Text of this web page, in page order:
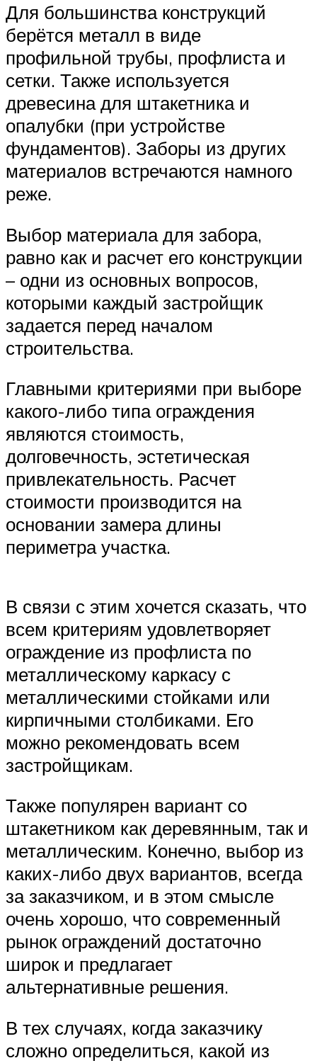
Для большинства конструкций
берётся металл в виде
профильной трубы, профлиста и
сетки. Также используется
древесина для штакетника и
опалубки (при устройстве
фундаментов). Заборы из других
материалов встречаются намного
реже.
Выбор материала для забора,
равно как и расчет его конструкции
– одни из основных вопросов,
которыми каждый застройщик
задается перед началом
строительства.
Главными критериями при выборе
какого-либо типа ограждения
являются стоимость,
долговечность, эстетическая
привлекательность. Расчет
стоимости производится на
основании замера длины
периметра участка.
В связи с этим хочется сказать, что
всем критериям удовлетворяет
ограждение из профлиста по
металлическому каркасу с
металлическими стойками или
кирпичными столбиками. Его
можно рекомендовать всем
застройщикам.
Также популярен вариант со
штакетником как деревянным, так и
металлическим. Конечно, выбор из
каких-либо двух вариантов, всегда
за заказчиком, и в этом смысле
очень хорошо, что современный
рынок ограждений достаточно
широк и предлагает
альтернативные решения.
В тех случаях, когда заказчику
сложно определиться, какой из